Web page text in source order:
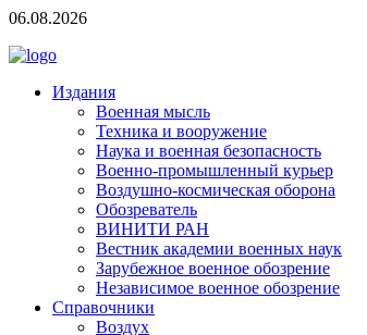
06.08.2026
Издания
Военная мысль
Техника и вооружение
Наука и военная безопасность
Военно-промышленный курьер
Воздушно-космическая оборона
Обозреватель
ВИНИТИ РАН
Вестник академии военных наук
Зарубежное военное обозрение
Независимое военное обозрение
Справочники
Воздух